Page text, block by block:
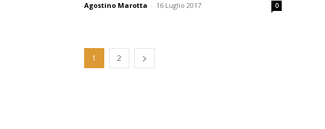
Agostino Marotta - 16 Luglio 2017 0
1 2